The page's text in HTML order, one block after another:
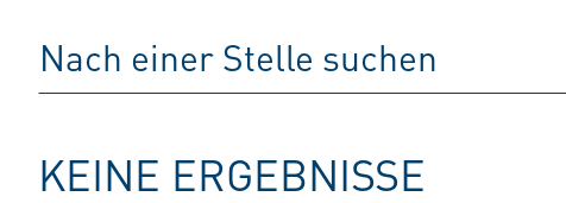
KEINE ERGEBNISSE